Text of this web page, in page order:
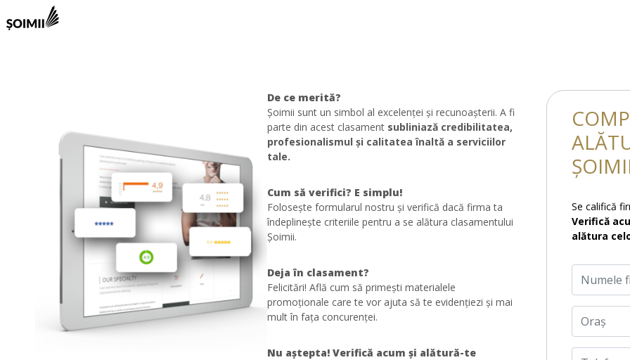
De ce merită?
Șoimii sunt un simbol al excelenței și recunoașterii. A fi
parte din acest clasament subliniază credibilitatea,
profesionalismul și calitatea înaltă a serviciilor
tale.
Cum să verifici? E simplu!
Folosește formularul nostru și verifică dacă firma ta
îndeplinește criteriile pentru a se alătura clasamentului
Șoimii.
Deja în clasament?
Felicitări! Află cum să primești materialele
promoționale care te vor ajuta să te evidențiezi și mai
mult în fața concurenței.
Nu aștepta! Verifică acum și alătură-te
Se califică
Verifică
alătura